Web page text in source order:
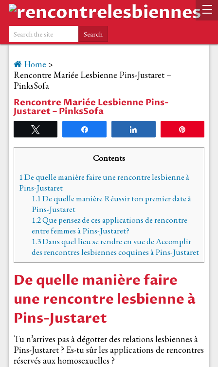
Home >
Rencontre Mariée Lesbienne Pins-Justaret –
PinksSofa
Rencontre Mariée Lesbienne Pins-
Justaret – PinksSofa
Contents
1De quelle manière faire une rencontre lesbienne à
Pins-Justaret
1.1De quelle manière Réussir ton premier date à
Pins-Justaret
1.2Que pensez de ces applications de rencontre
entre femmes à Pins-Justaret?
1.3Dans quel lieu se rendre en vue de Accomplir
des rencontres lesbiennes coquines à Pins-Justaret
De quelle manière faire
une rencontre lesbienne à
Pins-Justaret
Tu n’arrives pas à dégotter des relations lesbiennes à
Pins-Justaret ? Es-tu sûr les applications de rencontres
réservés aux homosexuelles ?